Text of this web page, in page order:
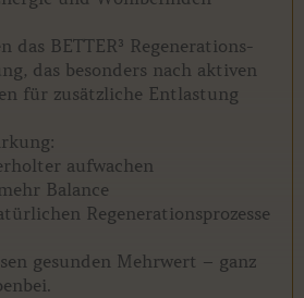
das BETTER³ Regenerations-
das besonders nach aktiven
für zusätzliche Entlastung
aufwachen
Balance
Regenerationsprozesse
gesunden Mehrwert – ganz